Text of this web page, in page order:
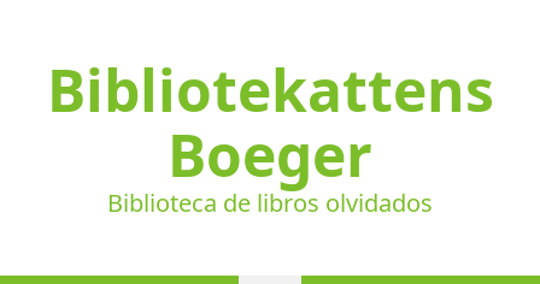
Bibliotekattens
Boeger
Biblioteca de libros olvidados